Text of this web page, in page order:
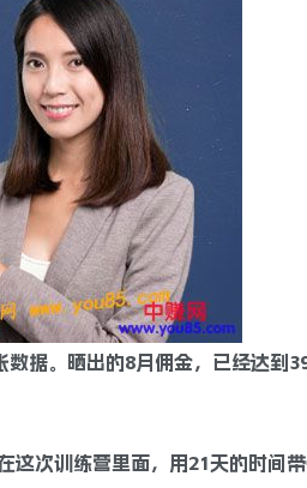
据。晒出的8月佣金，已经达到
这次训练营里面，用21天的时间